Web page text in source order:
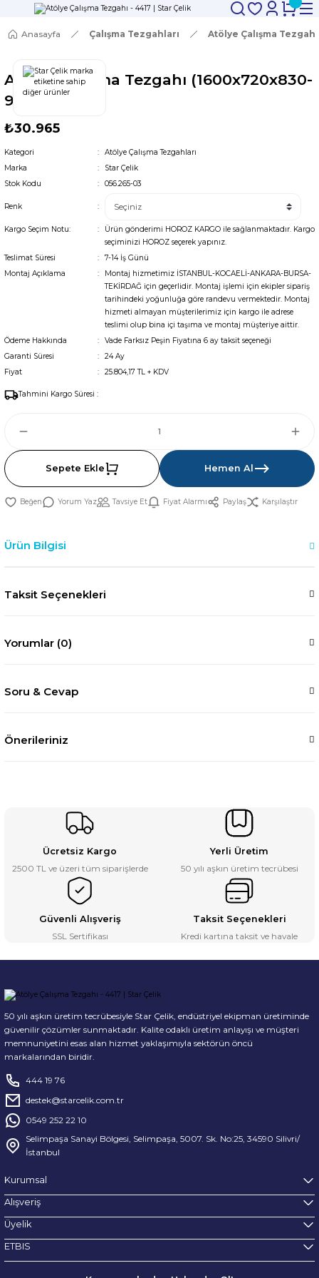
Anasayfa Çalışma Tezgahları Atölye Çalışma
Atölye Çalışma Tezgahı (1600x720x830-
930 mm)
₺30.965
Kategori
Atölye Çalışma Tezgahları
Marka
Star Çelik
Stok Kodu
056.265-03
Renk
Kargo Seçim Notu:
Ürün gönderimi HOROZ KARGO ile sağlanmaktadır. Kargo
seçiminizi HOROZ seçerek yapınız.
Teslimat Süresi
7-14 İş Günü
Montaj Açıklama
Montaj hizmetimiz İSTANBUL-KOCAELİ-ANKARA-BURSA-
TEKİRDAĞ için geçerlidir. Montaj işlemi için ekipler sipariş
tarihindeki yoğunluğa göre randevu vermektedir. Montaj
hizmeti almayan müşterilerimiz için kargo ile adrese
teslimi olup bina içi taşıma ve montaj müşteriye aittir.
Ödeme Hakkında
Vade Farksız Peşin Fiyatına 6 ay taksit seçeneği
Garanti Süresi
24 Ay
Fiyat
25.804,17 TL + KDV
Tahmini Kargo Süresi :
Sepete Ekle Hemen Al
Yorum Yaz Tavsiye Et Fiyat Alarmı Paylaş Karşılaştır
Ürün Bilgisi
Taksit Seçenekleri
Yorumlar (0)
Soru & Cevap
Önerileriniz
Ücretsiz Kargo
2500 TL ve üzeri tüm siparişlerde
Yerli Üretim
50 yılı aşkın üretim tecrübesi
Güvenli Alışveriş
SSL Sertifikası
Taksit Seçenekleri
Kredi kartına taksit ve havale
50 yılı aşkın üretim tecrübesiyle Star Çelik, endüstriyel ekipman üretiminde
güvenilir çözümler sunmaktadır. Kalite odaklı üretim anlayışı ve müşteri
memnuniyetini esas alan hizmet yaklaşımıyla sektörün öncü
markalarından biridir.
444 19 76
destek@starcelik.com.tr
0549 252 22 10
Selimpaşa Sanayi Bölgesi, Selimpaşa, 5007. Sk. No:25, 34590 Silivri/
İstanbul
Kurumsal
Alışveriş
Üyelik
ETBIS